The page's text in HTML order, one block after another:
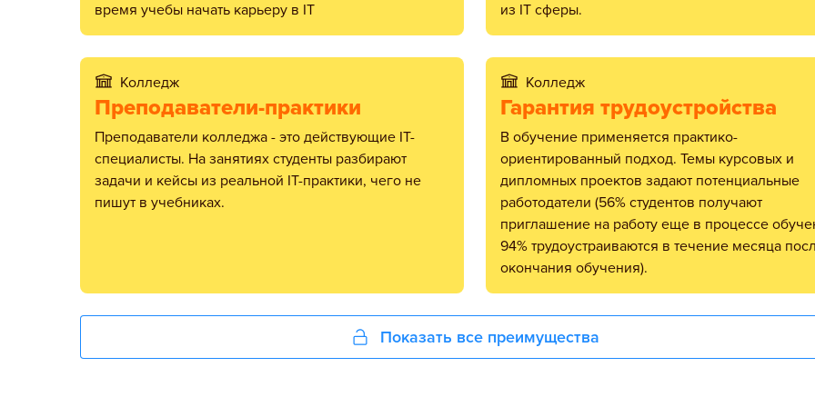
время учебы начать карьеру в IT
из IT сферы.
Колледж
Преподаватели-практики
Преподаватели колледжа - это действующие IT-
специалисты. На занятиях студенты разбирают
задачи и кейсы из реальной IT-практики, чего не
пишут в учебниках.
Колледж
Гарантия трудоустройства
В обучение применяется практико-
ориентированный подход. Темы курсовых и
дипломных проектов задают потенциальные
работодатели (56% студентов получают
приглашение на работу еще в процессе
94% трудоустраиваются в течение месяца
окончания обучения).
Показать все преимущества